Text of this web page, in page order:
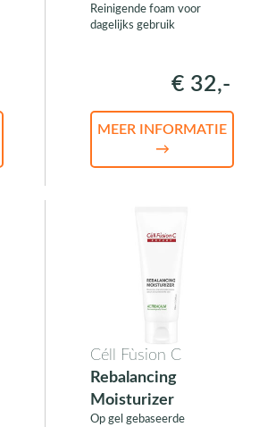
Reinigende foam voor
dagelijks gebruik
€ 32,-
MEER INFORMATIE
→
Céll Fùsion C
Rebalancing
Moisturizer
Op gel gebaseerde